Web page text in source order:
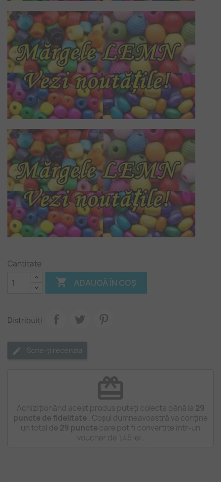
Cantitate
 ADAUGĂ ÎN COȘ
Distribuiți
Scrie-ți recenzia
redeem
Achiziționând acest produs puteți colecta până la 29
puncte de fidelitate . Coșul dumneavoastră va conține
un total de 29 puncte care pot fi convertite într-un
voucher de 1,45 lei